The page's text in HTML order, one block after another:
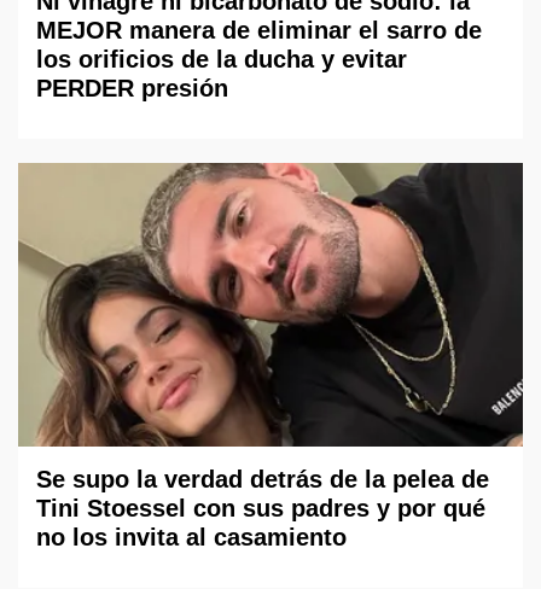
MEJOR manera de eliminar el sarro de
los orificios de la ducha y evitar
PERDER presión
Se supo la verdad detrás de la pelea de
Tini Stoessel con sus padres y por qué
no los invita al casamiento